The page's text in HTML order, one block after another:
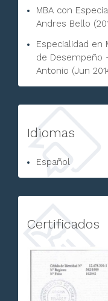
MBA con
Andres Bello
Especialidad en
de Desempeño
Antonio (Jun
Idiomas
Español
Certificados